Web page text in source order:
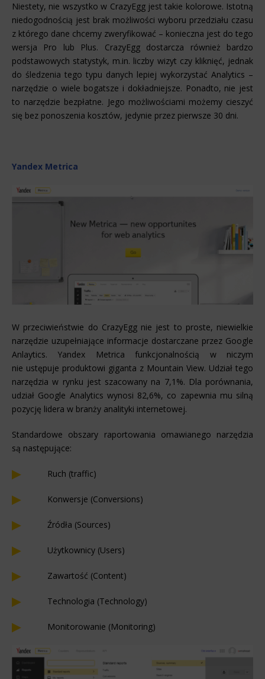
Niestety, nie wszystko w CrazyEgg jest takie kolorowe. Istotną
niedogodnością jest brak możliwości wyboru przedziału czasu
z którego dane chcemy zweryfikować – konieczna jest do tego
wersja Pro lub Plus. CrazyEgg dostarcza również bardzo
podstawowych statystyk, m.in. liczby wizyt czy kliknięć, jednak
do śledzenia tego typu danych lepiej wykorzystać Analytics –
narzędzie o wiele bogatsze i dokładniejsze. Ponadto, nie jest
to narzędzie bezpłatne. Jego możliwościami możemy cieszyć
się bez ponoszenia kosztów, jedynie przez pierwsze 30 dni.
Yandex Metrica
W przeciwieństwie do CrazyEgg nie jest to proste, niewielkie
narzędzie uzupełniające informacje dostarczane przez Google
Anlaytics. Yandex Metrica funkcjonalnością w niczym
nie ustępuje produktowi giganta z Mountain View. Udział tego
narzędzia w rynku jest szacowany na 7,1%. Dla porównania,
udział Google Analytics wynosi 82,6%, co zapewnia mu silną
pozycję lidera w branży analityki internetowej.
Standardowe obszary raportowania omawianego narzędzia
są następujące:
Ruch (traffic)
Konwersje (Conversions)
Źródła (Sources)
Użytkownicy (Users)
Zawartość (Content)
Technologia (Technology)
Monitorowanie (Monitoring)